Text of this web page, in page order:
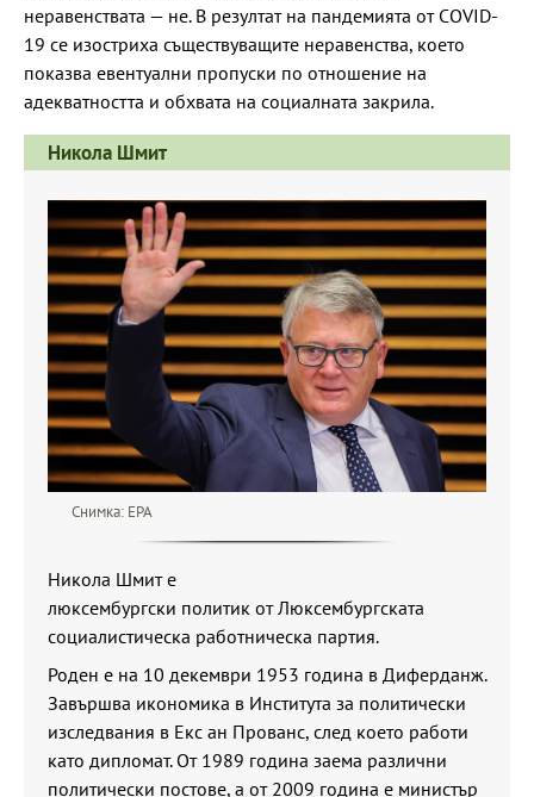
неравенствата — не. В резултат на пандемията от COVID-
19 се изостриха съществуващите неравенства, което
показва евентуални пропуски по отношение на
адекватността и обхвата на социалната закрила.
Никола Шмит
Снимка: ЕРА
Никола Шмит е
люксембургски политик от Люксембургската
социалистическа работническа партия.
Роден е на 10 декември 1953 година в Диферданж.
Завършва икономика в Института за политически
изследвания в Екс ан Прованс, след което работи
като дипломат. От 1989 година заема различни
политически постове, а от 2009 година е министър